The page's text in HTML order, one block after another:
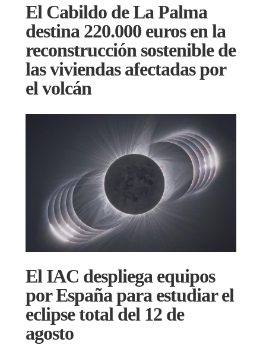
El Cabildo de La Palma
destina 220.000 euros en la
reconstrucción sostenible de
las viviendas afectadas por
el volcán
El IAC despliega equipos
por España para estudiar el
eclipse total del 12 de
agosto